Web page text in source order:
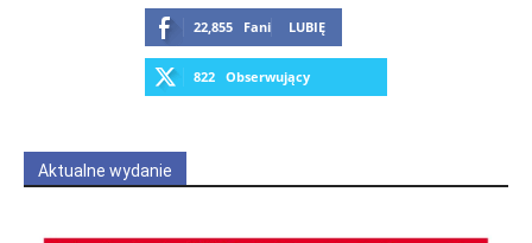
22,855 Fani LUBIĘ
822 Obserwujący
Aktualne wydanie